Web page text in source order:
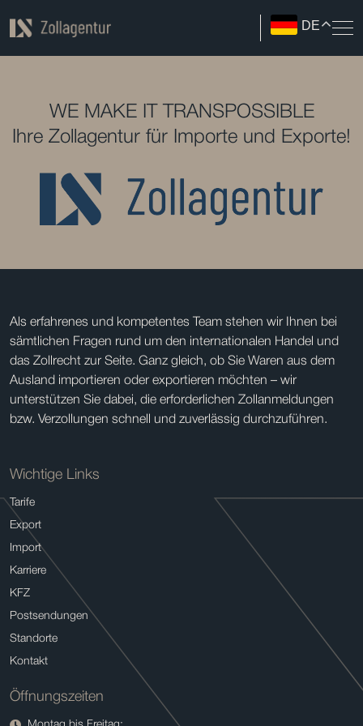
DE
WE MAKE IT TRANSPOSSIBLE
Ihre Zollagentur für Importe und Exporte!
Als erfahrenes und kompetentes Team stehen wir Ihnen bei
sämtlichen Fragen rund um den internationalen Handel und
das Zollrecht zur Seite. Ganz gleich, ob Sie Waren aus dem
Ausland importieren oder exportieren möchten – wir
unterstützen Sie dabei, die erforderlichen Zollanmeldungen
bzw. Verzollungen schnell und zuverlässig durchzuführen.
Wichtige Links
Tarife
Export
Import
Karriere
KFZ
Postsendungen
Standorte
Kontakt
Öffnungszeiten